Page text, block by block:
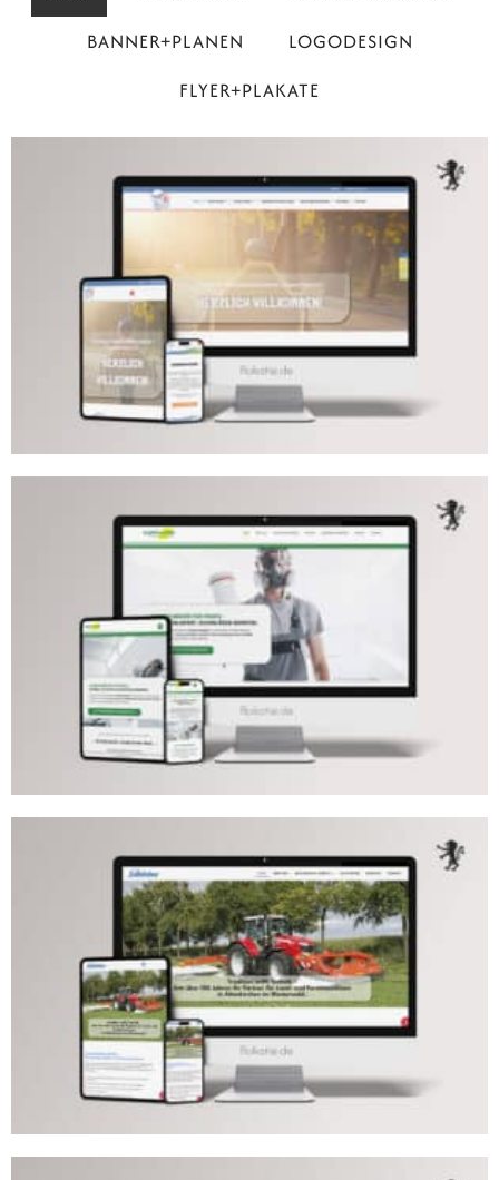
BANNER+PLANEN
LOGODESIGN
FLYER+PLAKATE